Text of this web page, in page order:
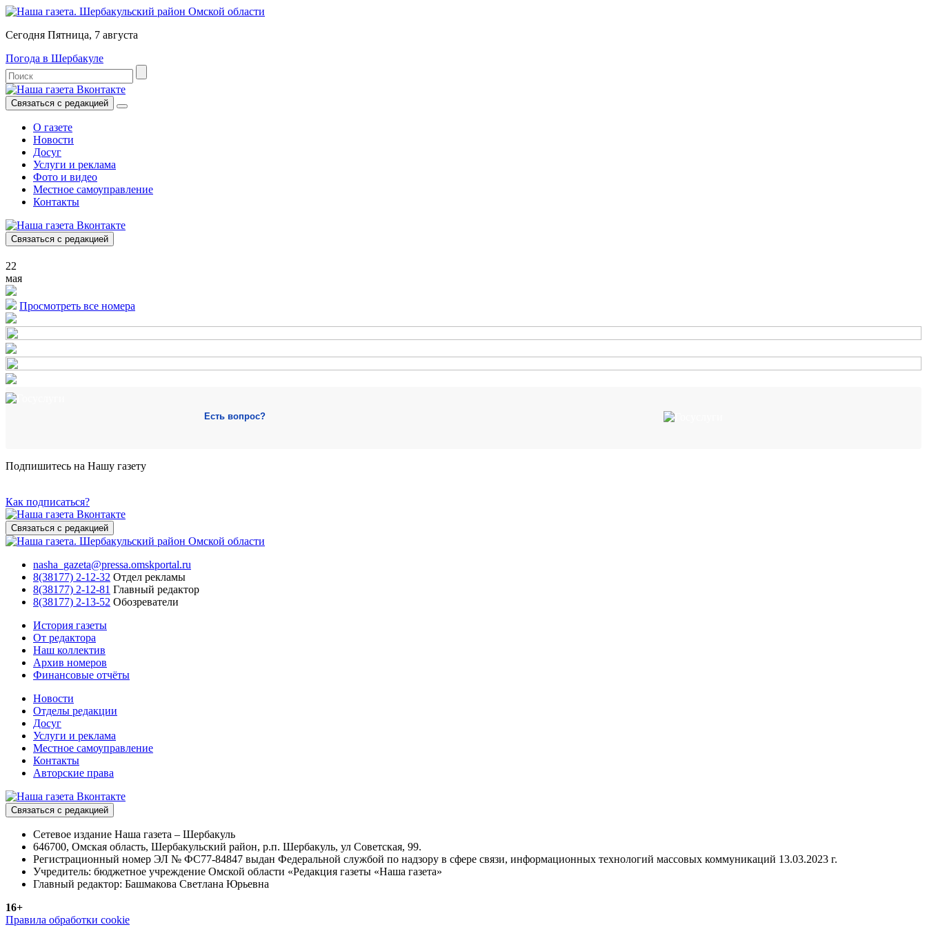
Сегодня Пятница, 7 августа
Погода в Шербакуле
Связаться с редакцией
О газете
Новости
Досуг
Услуги и реклама
Фото и видео
Местное самоуправление
Контакты
Связаться с редакцией
22
мая
Просмотреть все номера
Есть вопрос?
Подпишитесь на Нашу газету
Как подписаться?
Связаться с редакцией
nasha_gazeta@pressa.omskportal.ru
8(38177) 2-12-32 Отдел рекламы
8(38177) 2-12-81 Главный редактор
8(38177) 2-13-52 Обозреватели
История газеты
От редактора
Наш коллектив
Архив номеров
Финансовые отчёты
Новости
Отделы редакции
Досуг
Услуги и реклама
Местное самоуправление
Контакты
Авторские права
Связаться с редакцией
Сетевое издание Наша газета – Шербакуль
646700, Омская область, Шербакульский район, р.п. Шербакуль, ул Советская, 99.
Регистрационный номер ЭЛ № ФС77-84847 выдан Федеральной службой по надзору в сфере связи, информационных технологий массовых коммуникаций 13.03.2023 г.
Учредитель: бюджетное учреждение Омской области «Редакция газеты «Наша газета»
Главный редактор: Башмакова Светлана Юрьевна
16+
Правила обработки cookie